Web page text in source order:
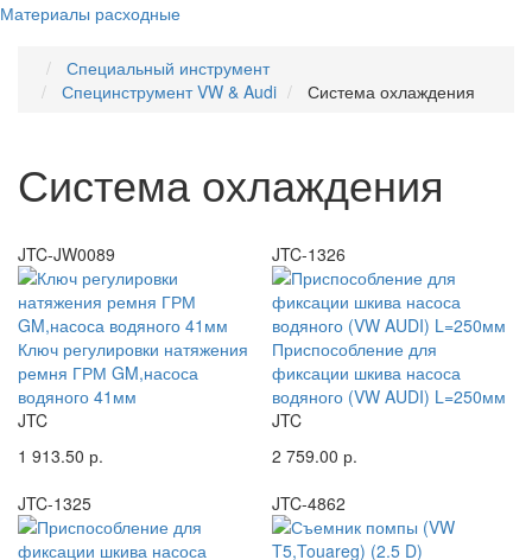
Материалы расходные
Специальный инструмент
Специнструмент VW & Audi
Система охлаждения
Система охлаждения
JTC-JW0089
Ключ регулировки натяжения
ремня ГРМ GM,насоса
водяного 41мм
JTC
1 913.50 р.
JTC-1326
Приспособление для
фиксации шкива насоса
водяного (VW AUDI) L=250мм
JTC
2 759.00 р.
JTC-1325
JTC-4862